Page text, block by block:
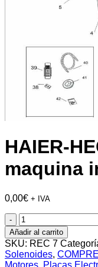
HAIER-
maquina
0,00€ + IVA
HAIER-
HEC12TF-
IN-
maquina
interior
Añadir al carrito
SKU: REC 7
Solenoides,
Motores Placas